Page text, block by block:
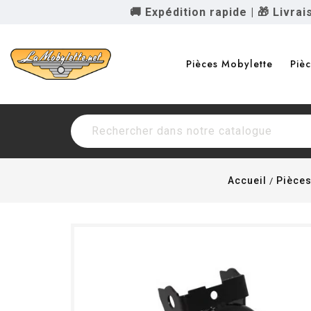
🚚 Expédition rapide | 🎁
Pièces Mobylette
Accueil